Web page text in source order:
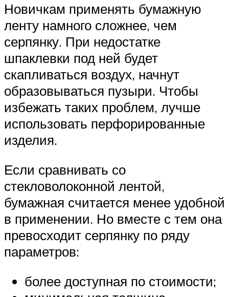
Новичкам применять бумажную
ленту намного сложнее, чем
серпянку. При недостатке
шпаклевки под ней будет
скапливаться воздух, начнут
образовываться пузыри. Чтобы
избежать таких проблем, лучше
использовать перфорированные
изделия.
Если сравнивать со
стекловолоконной лентой,
бумажная считается менее удобной
в применении. Но вместе с тем она
превосходит серпянку по ряду
параметров:
более доступная по стоимости;